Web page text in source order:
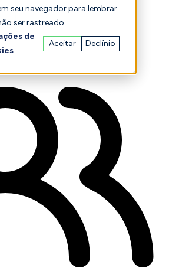
seu navegador para lembrar
ser rastreado.
de
Aceitar Declínio